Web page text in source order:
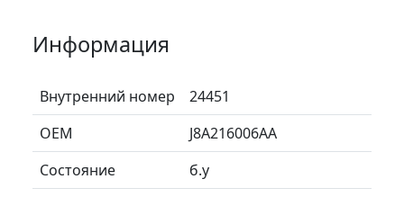
Информация
Внутренний номер
24451
ОЕМ
J8A216006AA
Состояние
б.у